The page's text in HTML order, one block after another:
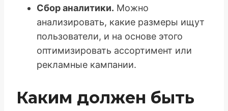
Сбор аналитики. Можно
анализировать, какие размеры ищут
пользователи, и на основе этого
оптимизировать ассортимент или
рекламные кампании.
Каким должен быть